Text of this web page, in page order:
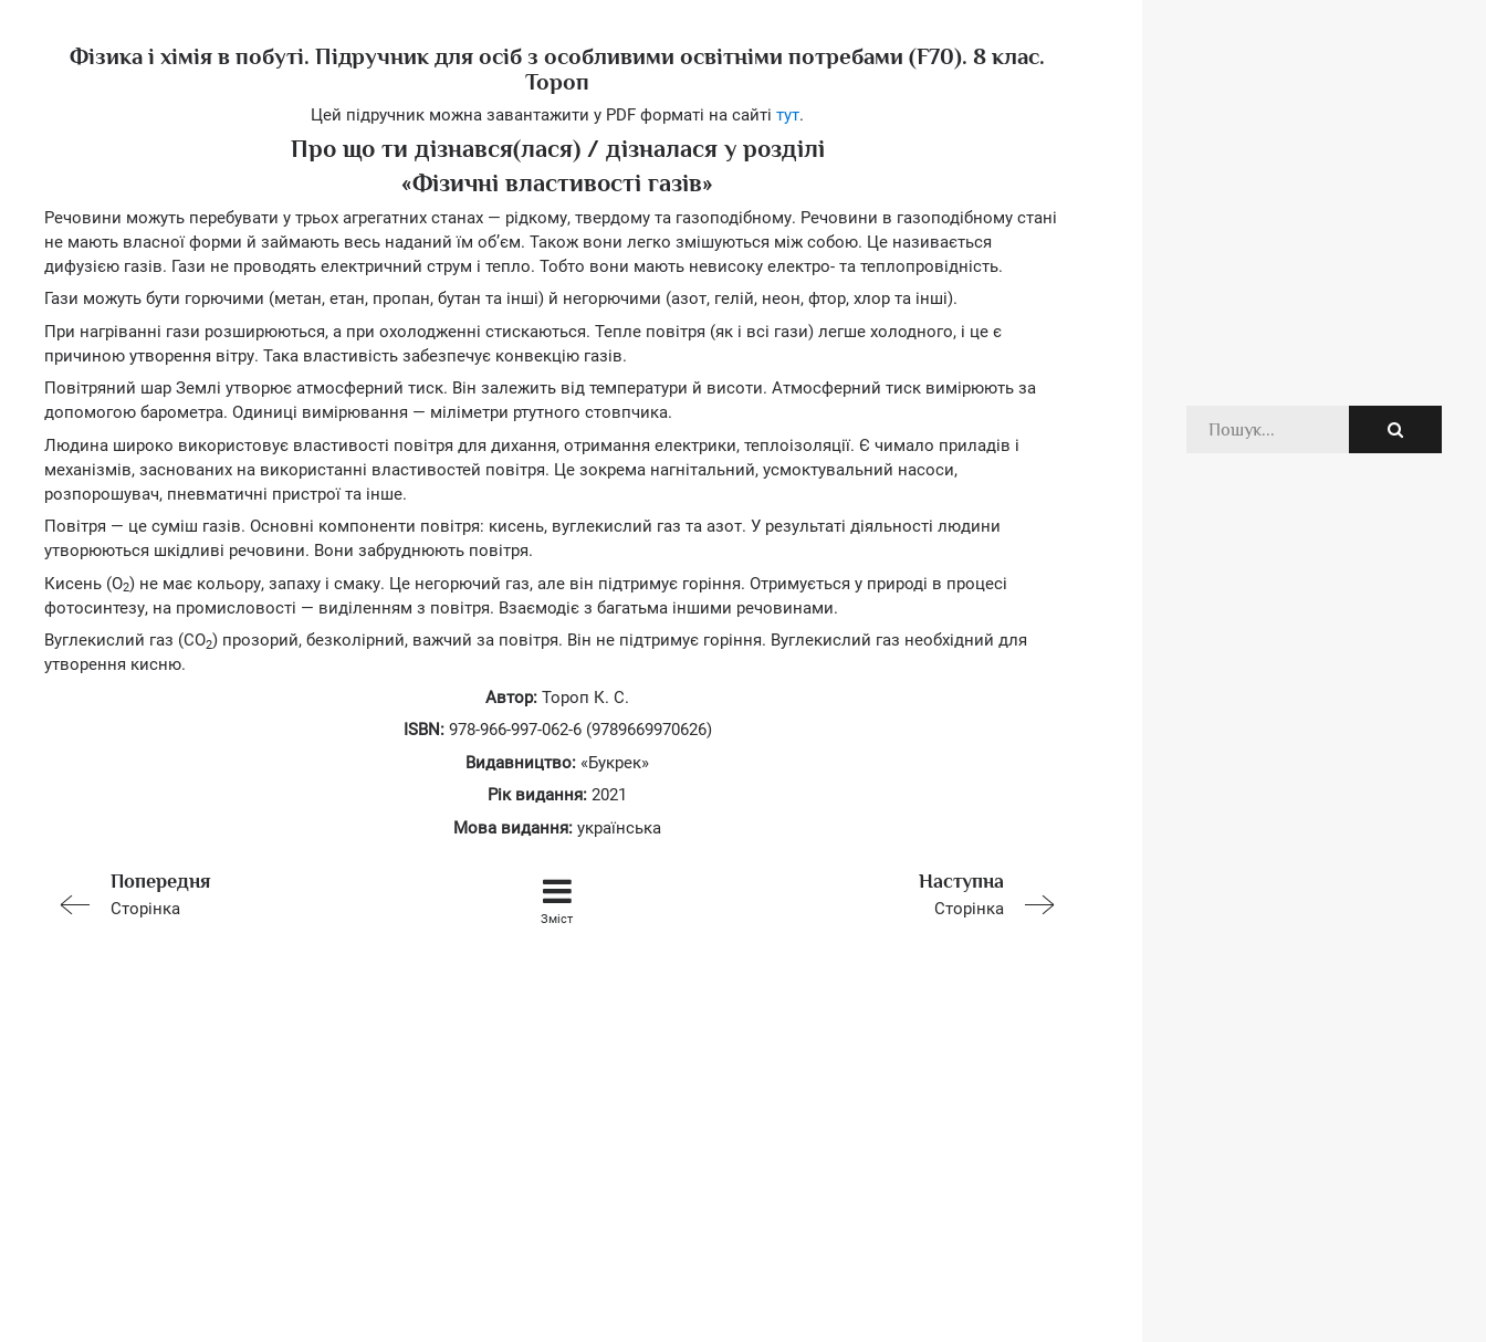
Фізика і хімія в побуті. Підручник для осіб з особливими освітніми потребами (F70). 8 клас.
Тороп
Цей підручник можна завантажити у PDF форматі на сайті тут.
Про що ти дізнався(лася) / дізналася у розділі
«Фізичні властивості газів»
Речовини можуть перебувати у трьох агрегатних станах — рідкому, твердому та газоподібному. Речовини в газоподібному стані
не мають власної форми й займають весь наданий їм об’єм. Також вони легко змішуються між собою. Це називається
дифузією газів. Гази не проводять електричний струм і тепло. Тобто вони мають невисоку електро- та теплопровідність.
Гази можуть бути горючими (метан, етан, пропан, бутан та інші) й негорючими (азот, гелій, неон, фтор, хлор та інші).
При нагріванні гази розширюються, а при охолодженні стискаються. Тепле повітря (як і всі гази) легше холодного, і це є
причиною утворення вітру. Така властивість забезпечує конвекцію газів.
Повітряний шар Землі утворює атмосферний тиск. Він залежить від температури й висоти. Атмосферний тиск вимірюють за
допомогою барометра. Одиниці вимірювання — міліметри ртутного стовпчика.
Людина широко використовує властивості повітря для дихання, отримання електрики, теплоізоляції. Є чимало приладів і
механізмів, заснованих на використанні властивостей повітря. Це зокрема нагнітальний, усмоктувальний насоси,
розпорошувач, пневматичні пристрої та інше.
Повітря — це суміш газів. Основні компоненти повітря: кисень, вуглекислий газ та азот. У результаті діяльності людини
утворюються шкідливі речовини. Вони забруднюють повітря.
Кисень (О2) не має кольору, запаху і смаку. Це негорючий газ, але він підтримує горіння. Отримується у природі в процесі
фотосинтезу, на промисловості — виділенням з повітря. Взаємодіє з багатьма іншими речовинами.
Вуглекислий газ (СО2) прозорий, безколірний, важчий за повітря. Він не підтримує горіння. Вуглекислий газ необхідний для
утворення кисню.
Автор: Тороп К. С.
ISBN:978-966-997-062-6 (9789669970626)
Видавництво: «Букрек»
Рік видання: 2021
Мова видання: українська
Попередня
Сторінка
Наступна
Сторінка
Зміст